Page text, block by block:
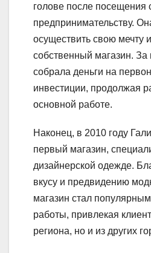
голове после посещения
предпринимательству.
осуществить свою мечту
собственный магазин. За
собрала деньги на
инвестиции, продолжая
основной работе.
Наконец, в 2010 году
первый магазин,
дизайнерской одежде.
вкусу и предвидению
магазин стал
работы, привлекая
региона, но и из других